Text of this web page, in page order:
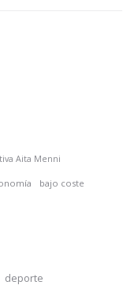
Aita Menni
bajo coste
deporte